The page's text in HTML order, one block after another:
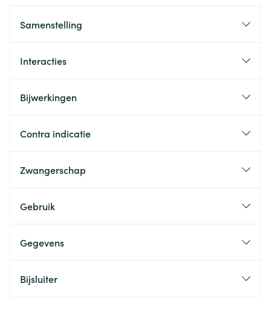
Samenstelling
Interacties
Bijwerkingen
Contra indicatie
Zwangerschap
Gebruik
Gegevens
Bijsluiter